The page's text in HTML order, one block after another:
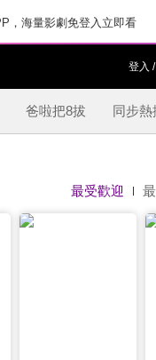
，海量影劇免登入立即看
登入
爸啦把8拔 同步熱
最受歡迎